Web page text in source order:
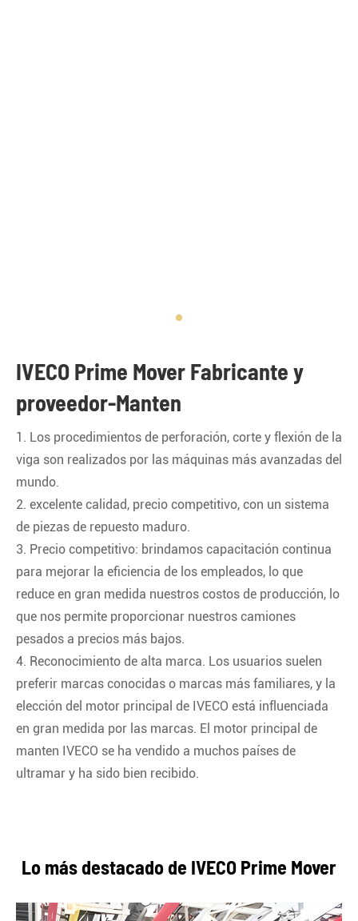
IVECO Prime Mover Fabricante y
proveedor-Manten
1. Los procedimientos de perforación, corte y flexión de la
viga son realizados por las máquinas más avanzadas del
mundo.
2. excelente calidad, precio competitivo, con un sistema
de piezas de repuesto maduro.
3. Precio competitivo: brindamos capacitación continua
para mejorar la eficiencia de los empleados, lo que
reduce en gran medida nuestros costos de producción, lo
que nos permite proporcionar nuestros camiones
pesados a precios más bajos.
4. Reconocimiento de alta marca. Los usuarios suelen
preferir marcas conocidas o marcas más familiares, y la
elección del motor principal de IVECO está influenciada
en gran medida por las marcas. El motor principal de
manten IVECO se ha vendido a muchos países de
ultramar y ha sido bien recibido.
Lo más destacado de IVECO Prime Mover